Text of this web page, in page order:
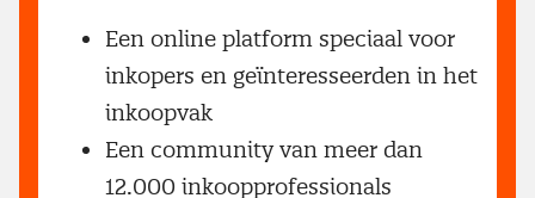
Een online platform speciaal voor
inkopers en geïnteresseerden in het
inkoopvak
Een community van meer dan
12.000 inkoopprofessionals